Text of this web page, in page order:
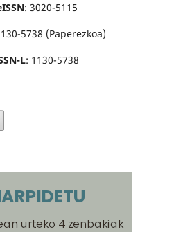
: 3020-5115
5738 (Paperezkoa)
L: 1130-5738